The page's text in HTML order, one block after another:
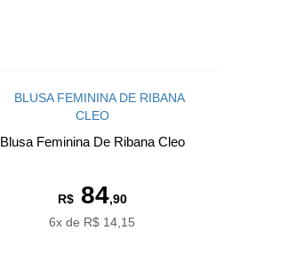
Blusa Feminina De Ribana Cleo
R$84,90
6x de R$ 14,15